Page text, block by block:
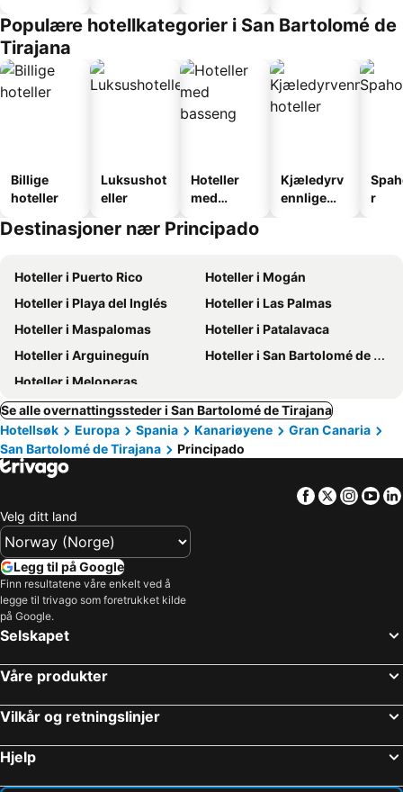
Populære hotellkategorier i San Bartolomé de
Tirajana
Billige
hoteller
Luksushot
eller
Hoteller
med
Kjæledyrv
ennlige
r
Destinasjoner nær Principado
Hoteller i Puerto Rico
Hoteller i Mogán
Hoteller i Playa del Inglés
Hoteller i Las Palmas
Hoteller i Maspalomas
Hoteller i Patalavaca
Hoteller i Arguineguín
Hoteller i San Bartolomé de Tirajana
Hoteller i Meloneras
Se alle overnattingssteder i San Bartolomé de Tirajana
Hotellsøk
Europa Spania Kanariøyene
Gran Canaria
San Bartolomé de Tirajana
Principado
Facebook
Twitter
Velg ditt land
Legg til på Google
Finn resultatene våre enkelt ved å
legge til trivago som foretrukket kilde
på Google.
Selskapet
Våre produkter
Vilkår og retningslinjer
Hjelp